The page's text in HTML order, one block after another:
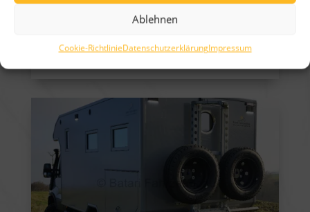
Ablehnen
Cookie-RichtlinieDatenschutzerklärungImpressum
Wir beschaffen das geeignete
Umbau.